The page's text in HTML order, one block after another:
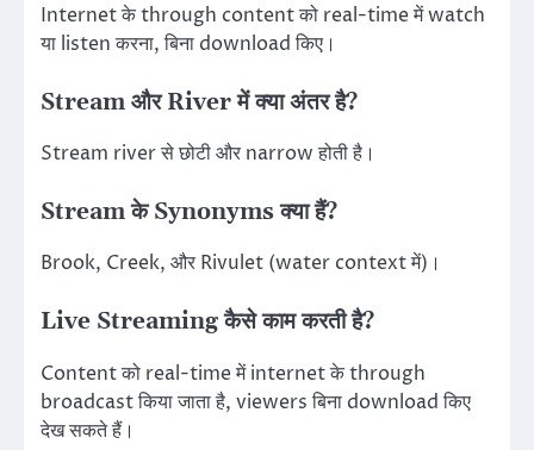
Internet के through content को real-time में watch
या listen करना, बिना download किए।
Stream और River में क्या अंतर है?
Stream river से छोटी और narrow होती है।
Stream के Synonyms क्या हैं?
Brook, Creek, और Rivulet (water context में)।
Live Streaming कैसे काम करती है?
Content को real-time में internet के through
broadcast किया जाता है, viewers बिना download किए
देख सकते हैं।